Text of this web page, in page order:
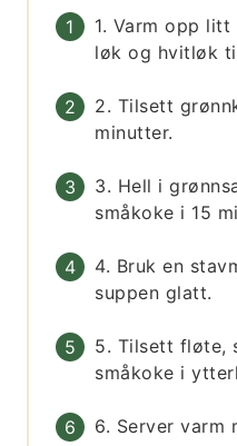
1. Varm opp
løk og hvitløk
2. Tilsett
minutter.
3. Hell i
småkoke i 15
4. Bruk en
suppen glatt.
5. Tilsett fløte,
småkoke i
6. Server varm